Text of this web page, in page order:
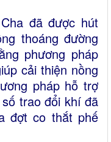
đã được hút
thoáng đường
phương pháp
cải thiện nồng
pháp hỗ trợ
trao đổi khí đã
đợt co thắt phế